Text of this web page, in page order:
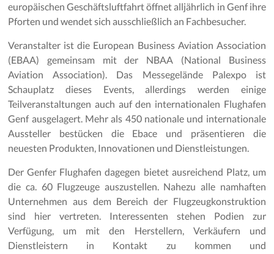
europäischen Geschäftsluftfahrt öffnet alljährlich in Genf ihre
Pforten und wendet sich ausschließlich an Fachbesucher.
Veranstalter ist die European Business Aviation Association
(EBAA) gemeinsam mit der NBAA (National Business
Aviation Association). Das Messegelände Palexpo ist
Schauplatz dieses Events, allerdings werden einige
Teilveranstaltungen auch auf den internationalen Flughafen
Genf ausgelagert. Mehr als 450 nationale und internationale
Aussteller bestücken die Ebace und präsentieren die
neuesten Produkten, Innovationen und Dienstleistungen.
Der Genfer Flughafen dagegen bietet ausreichend Platz, um
die ca. 60 Flugzeuge auszustellen. Nahezu alle namhaften
Unternehmen aus dem Bereich der Flugzeugkonstruktion
sind hier vertreten. Interessenten stehen Podien zur
Verfügung, um mit den Herstellern, Verkäufern und
Dienstleistern in Kontakt zu kommen und